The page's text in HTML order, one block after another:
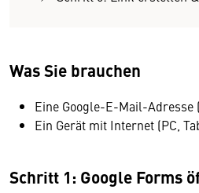
Was Sie brauchen
Eine Google-E-Mail-Adresse
Ein Gerät mit Internet (PC,
Schritt 1: Google Forms